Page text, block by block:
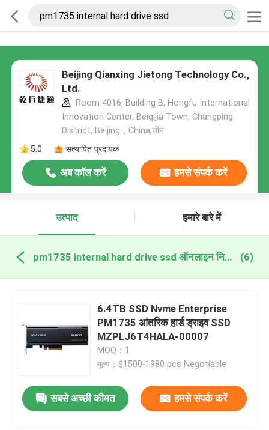
Beijing Qianxing Jietong Technology Co.,
Ltd.
Room 4016, Building B, Hongfu International
Innovation Center, Beiqijia Town, Changping
District, Beijing，China,चीन
5.0
सत्यापित प्रदायक
अब कॉल करें हमसे संपर्क करें
उत्पाद हमारे बारे में
pm1735 internal hard drive ssd ऑनलाइन निर्माण (6)
6.4TB SSD Nvme Enterprise
PM1735 आंतरिक हार्ड ड्राइव SSD
MZPLJ6T4HALA-00007
MOQ：1
मूल्य：$1500-1980 pcs Negotiable
सबसे अच्छी कीमत हमसे संपर्क करें